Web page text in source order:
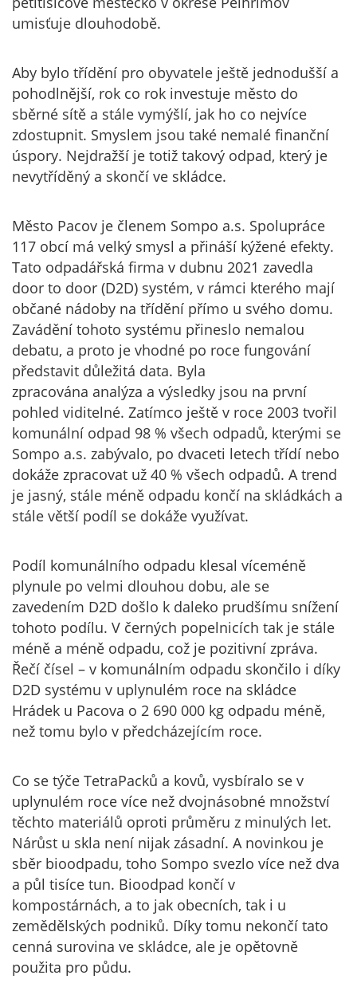
umisťuje dlouhodobě.
Aby bylo třídění pro obyvatele ještě jednodušší a
pohodlnější, rok co rok investuje město do
sběrné sítě a stále vymýšlí, jak ho co nejvíce
zdostupnit. Smyslem jsou také nemalé finanční
úspory. Nejdražší je totiž takový odpad, který je
nevytříděný a skončí ve skládce.
Město Pacov je členem Sompo a.s. Spolupráce
117 obcí má velký smysl a přináší kýžené efekty.
Tato odpadářská firma v dubnu 2021 zavedla
door to door (D2D) systém, v rámci kterého mají
občané nádoby na třídění přímo u svého domu.
Zavádění tohoto systému přineslo nemalou
debatu, a proto je vhodné po roce fungování
představit důležitá data. Byla
zpracována analýza a výsledky jsou na první
pohled viditelné. Zatímco ještě v roce 2003 tvořil
komunální odpad 98 % všech odpadů, kterými se
Sompo a.s. zabývalo, po dvaceti letech třídí nebo
dokáže zpracovat už 40 % všech odpadů. A trend
je jasný, stále méně odpadu končí na skládkách a
stále větší podíl se dokáže využívat.
Podíl komunálního odpadu klesal víceméně
plynule po velmi dlouhou dobu, ale se
zavedením D2D došlo k daleko prudšímu snížení
tohoto podílu. V černých popelnicích tak je stále
méně a méně odpadu, což je pozitivní zpráva.
Řečí čísel – v komunálním odpadu skončilo i díky
D2D systému v uplynulém roce na skládce
Hrádek u Pacova o 2 690 000 kg odpadu méně,
než tomu bylo v předcházejícím roce.
Co se týče TetraPacků a kovů, vysbíralo se v
uplynulém roce více než dvojnásobné množství
těchto materiálů oproti průměru z minulých let.
Nárůst u skla není nijak zásadní. A novinkou je
sběr bioodpadu, toho Sompo svezlo více než dva
a půl tisíce tun. Bioodpad končí v
kompostárnách, a to jak obecních, tak i u
zemědělských podniků. Díky tomu nekončí tato
cenná surovina ve skládce, ale je opětovně
použita pro půdu.